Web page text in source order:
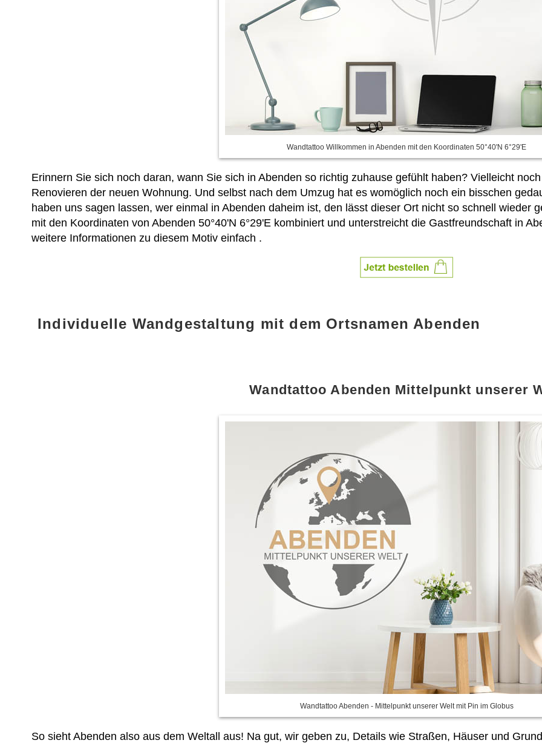
Wandtattoo Willkommen in Abenden mit den Koordinaten 50°40'N 6°29'E
Erinnern Sie sich noch daran, wann Sie sich in Abenden so richtig zuhause gefühlt haben? Vielleicht
Renovieren der neuen Wohnung. Und selbst nach dem Umzug hat es womöglich noch ein bisschen
haben uns sagen lassen, wer einmal in Abenden daheim ist, den lässt dieser Ort nicht so schnell wieder
mit den Koordinaten von Abenden 50°40'N 6°29'E kombiniert und unterstreicht die Gastfreundschaft in
weitere Informationen zu diesem Motiv einfach .
Individuelle Wandgestaltung mit dem Ortsnamen Abenden
Wandtattoo Abenden Mittelpunkt unserer
Wandtattoo Abenden - Mittelpunkt unserer Welt mit Pin im Globus
So sieht Abenden also aus dem Weltall aus! Na gut, wir geben zu, Details wie Straßen, Häuser und